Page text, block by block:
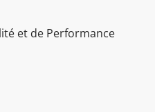
et de Performance